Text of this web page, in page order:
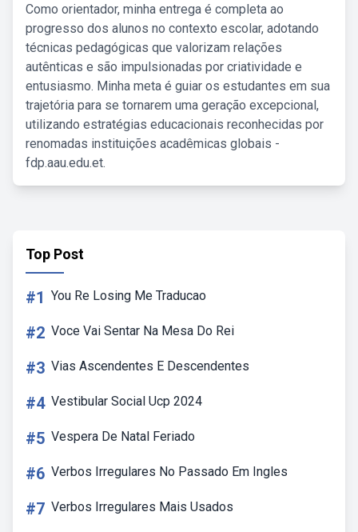
Como orientador, minha entrega é completa ao
progresso dos alunos no contexto escolar, adotando
técnicas pedagógicas que valorizam relações
autênticas e são impulsionadas por criatividade e
entusiasmo. Minha meta é guiar os estudantes em sua
trajetória para se tornarem uma geração excepcional,
utilizando estratégias educacionais reconhecidas por
renomadas instituições acadêmicas globais -
fdp.aau.edu.et.
Top Post
#1 You Re Losing Me Traducao
#2 Voce Vai Sentar Na Mesa Do Rei
#3 Vias Ascendentes E Descendentes
#4 Vestibular Social Ucp 2024
#5 Vespera De Natal Feriado
#6 Verbos Irregulares No Passado Em Ingles
#7 Verbos Irregulares Mais Usados